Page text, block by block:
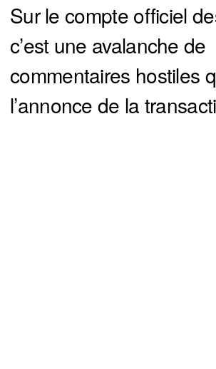
Sur le compte officiel
c’est une avalanche de
commentaires hostiles
l’annonce de la